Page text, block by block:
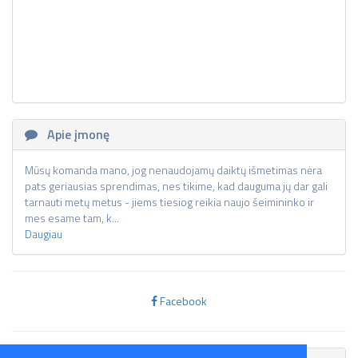
Apie įmonę
Mūsų komanda mano, jog nenaudojamų daiktų išmetimas nėra
pats geriausias sprendimas, nes tikime, kad dauguma jų dar gali
tarnauti metų metus - jiems tiesiog reikia naujo šeimininko ir
mes esame tam, k...
Daugiau
Facebook